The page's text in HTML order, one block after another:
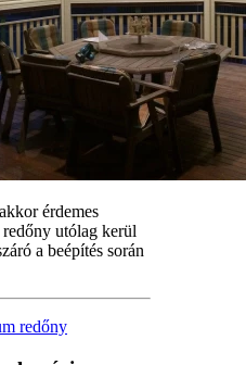
érdemes
utólag kerül
a beépítés során
redőny